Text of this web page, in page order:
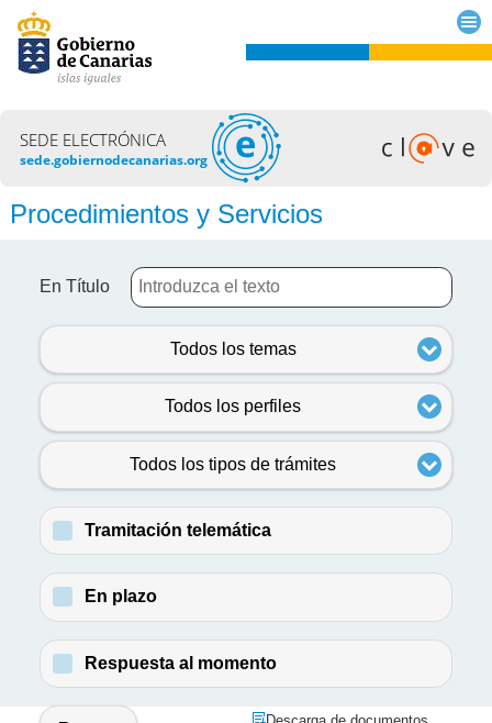
SEDE ELECTRÓNICA
sede.gobiernodecanarias.org
Procedimientos y Servicios
En Título
Todos los temas
Todos los perfiles
Todos los tipos de trámites
Tramitación telemática
En plazo
Respuesta al momento